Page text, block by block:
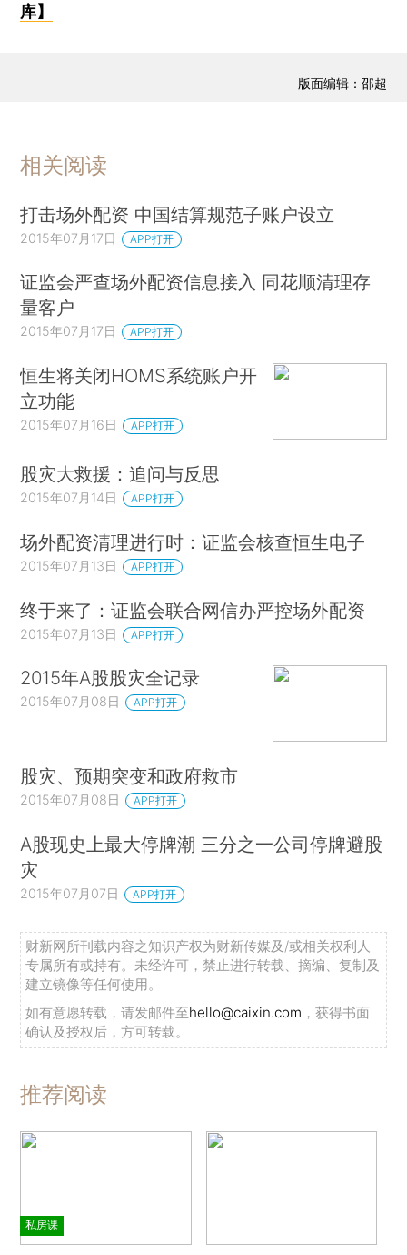
库】
版面编辑：邵超
相关阅读
打击场外配资 中国结算规范子账户设立
2015年07月17日 APP打开
证监会严查场外配资信息接入 同花顺清理存
量客户
2015年07月17日 APP打开
恒生将关闭HOMS系统账户开
立功能
2015年07月16日 APP打开
股灾大救援：追问与反思
2015年07月14日 APP打开
场外配资清理进行时：证监会核查恒生电子
2015年07月13日 APP打开
终于来了：证监会联合网信办严控场外配资
2015年07月13日 APP打开
2015年A股股灾全记录
2015年07月08日 APP打开
股灾、预期突变和政府救市
2015年07月08日 APP打开
A股现史上最大停牌潮 三分之一公司停牌避股
灾
2015年07月07日 APP打开
财新网所刊载内容之知识产权为财新传媒及/或相关权利人
专属所有或持有。未经许可，禁止进行转载、摘编、复制及
建立镜像等任何使用。
如有意愿转载，请发邮件至hello@caixin.com ，获得书面
确认及授权后，方可转载。
推荐阅读
私房课